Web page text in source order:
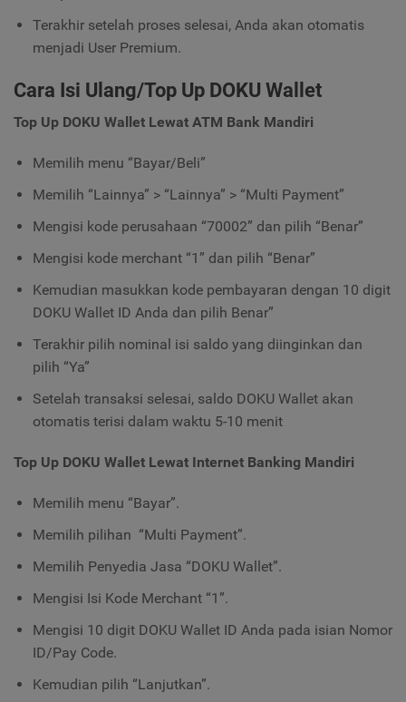
Terakhir setelah proses selesai, Anda akan otomatis
menjadi User Premium.
Cara Isi Ulang/Top Up DOKU Wallet
Top Up DOKU Wallet Lewat ATM Bank Mandiri
Memilih menu “Bayar/Beli”
Memilih “Lainnya” > “Lainnya” > “Multi Payment”
Mengisi kode perusahaan “70002” dan pilih “Benar”
Mengisi kode merchant “1” dan pilih “Benar”
Kemudian masukkan kode pembayaran dengan 10 digit
DOKU Wallet ID Anda dan pilih Benar”
Terakhir pilih nominal isi saldo yang diinginkan dan
pilih “Ya”
Setelah transaksi selesai, saldo DOKU Wallet akan
otomatis terisi dalam waktu 5-10 menit
Top Up DOKU Wallet Lewat Internet Banking Mandiri
Memilih menu “Bayar”.
Memilih pilihan “Multi Payment”.
Memilih Penyedia Jasa “DOKU Wallet”.
Mengisi Isi Kode Merchant “1”.
Mengisi 10 digit DOKU Wallet ID Anda pada isian Nomor
ID/Pay Code.
Kemudian pilih “Lanjutkan”.